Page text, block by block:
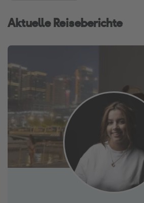
Aktuelle Reiseberichte